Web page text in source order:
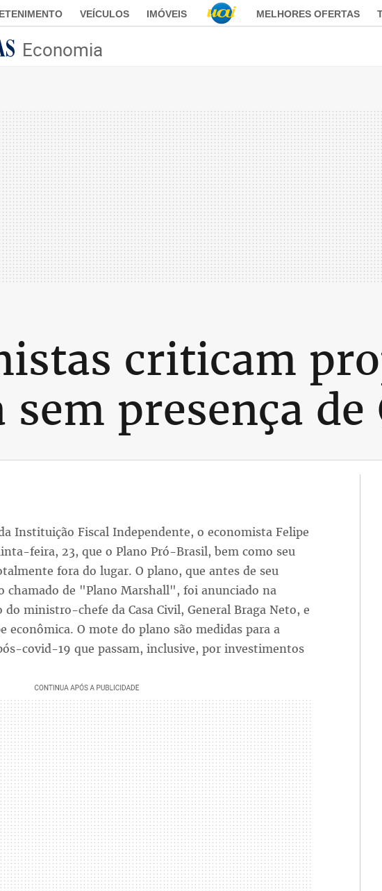
VEÍCULOS IMÓVEIS MELHORES OFERTAS
Economia
criticam
sem presença de
Instituição Fiscal Independente, o economista Felipe
feira, 23, que o Plano Pró-Brasil, bem como seu
fora do lugar. O plano, que antes de seu
chamado de "Plano Marshall", foi anunciado na
ministro-chefe da Casa Civil, General Braga Neto, e
econômica. O mote do plano são medidas para a
covid-19 que passam, inclusive, por investimentos